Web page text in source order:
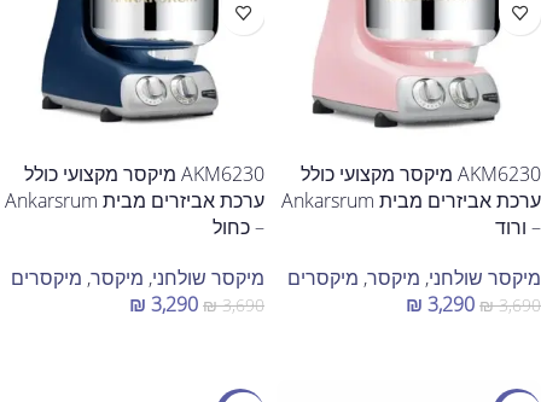
AKM6230 מיקסר מקצועי כולל
ערכת אביזרים מבית Ankarsrum
– ורוד
מיקסר שולחני, מיקסר, מיקסרים
₪3,690
₪ 3,290
AKM6230 מיקסר מקצועי כולל
ערכת אביזרים מבית Ankarsrum
– כחול
מיקסר שולחני, מיקסר, מיקסרים
₪3,690
₪ 3,290